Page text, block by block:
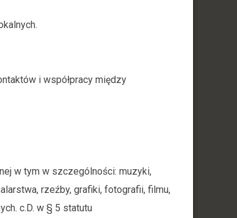
i współpracy między
w tym w szczególności: muzyki,
rzeźby, grafiki, fotografii, filmu,
c.D. w § 5 statutu